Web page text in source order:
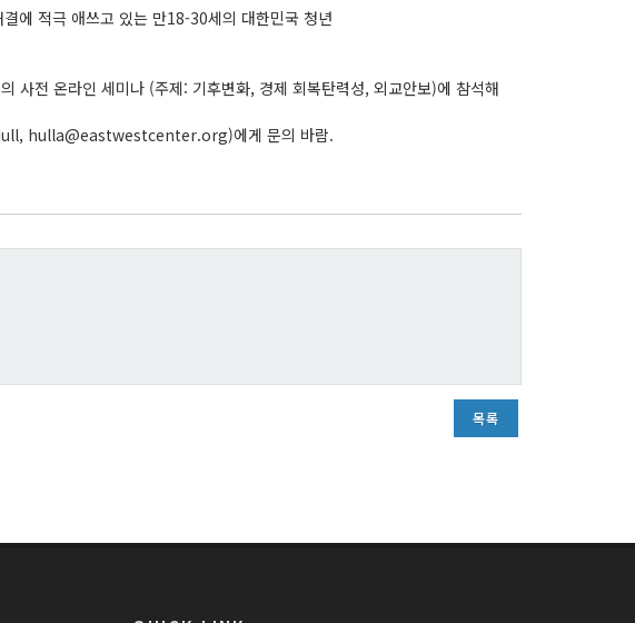
에 적극 애쓰고 있는 만18-30세의 대한민국 청년
사전 온라인 세미나 (주제: 기후변화, 경제 회복탄력성, 외교안보)에 참석해
hulla@eastwestcenter.org)에게 문의 바람.
목록